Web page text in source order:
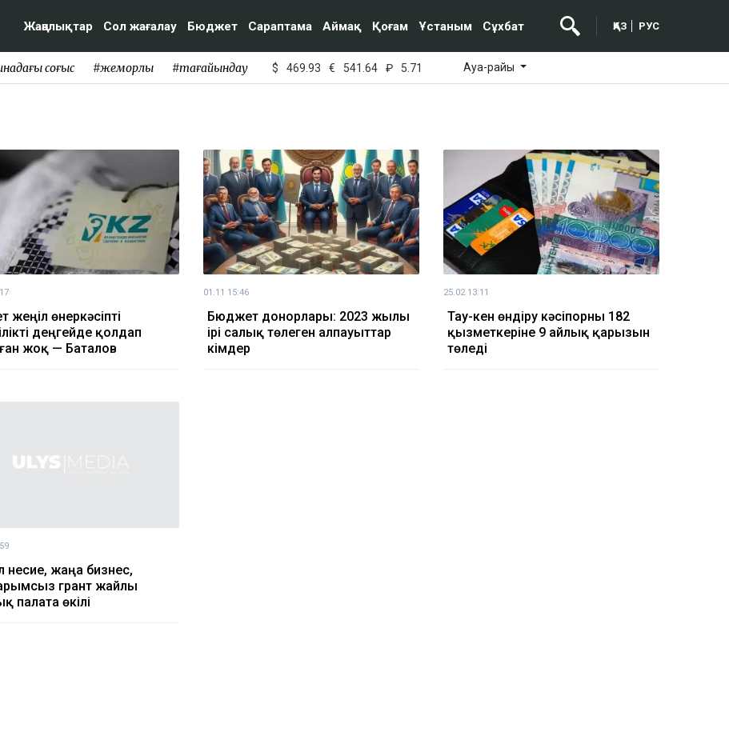
Жаңалықтар Сол жағалау Бюджет Сараптама Аймақ Қоғам Ұстаным Сұхбат ҚАЗ РУС
соғыс #жемқорлық #тағайындау $ 469.93 € 541.64 ₽ 5.71 Ауа-райы
жеңіл өнеркәсіпті
деңгейде қолдап
жоқ — Баталов
01.11 15:46
Бюджет донорлары: 2023 жылы
ірі салық төлеген алпауыттар
кімдер
25.02 13:11
Тау-кен өндіру кәсіпорны 182
қызметкеріне 9 айлық қарызын
төледі
несие, жаңа бизнес,
грант жайлы
палата өкілі